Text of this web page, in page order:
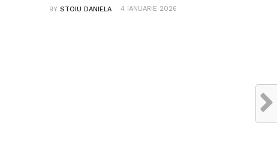
BYSTOIU DANIELA 4 IANUARIE 2026